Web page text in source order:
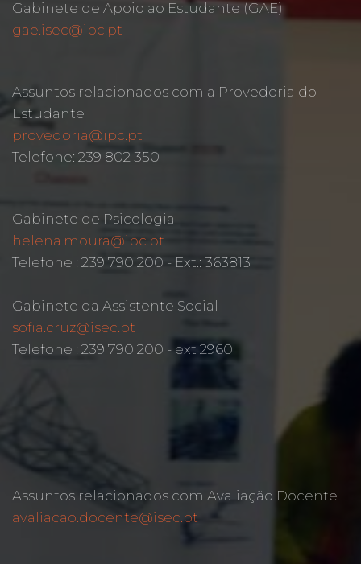
Gabinete de Apoio ao Estudante (GAE)
gae.isec@ipc.pt
Assuntos relacionados com a Provedoria do
Estudante
provedoria@ipc.pt
Telefone: 239 802 350
Gabinete de Psicologia
helena.moura@ipc.pt
Telefone : 239 790 200 - Ext.: 363813
Gabinete da Assistente Social
sofia.cruz@isec.pt
Telefone : 239 790 200 - ext 2960
Assuntos relacionados com Avaliação Docente
avaliacao.docente@isec.pt